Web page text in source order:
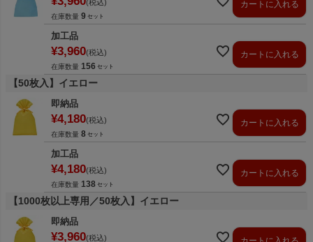
税込
在庫数量 9
カートに入れる
加工品
¥3,960 税込
在庫数量 156
カートに入れる
【50枚入】イエロー
即納品
¥4,180 税込
在庫数量 8
カートに入れる
加工品
¥4,180 税込
在庫数量 138
カートに入れる
【1000枚以上専用／50枚入】イエロー
即納品
¥3,960 税込